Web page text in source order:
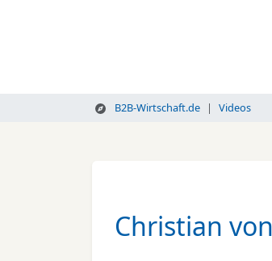
B2B-Wirtschaft.de Videos
Christian